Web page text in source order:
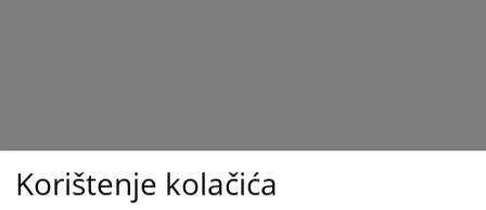
Korištenje kolačića